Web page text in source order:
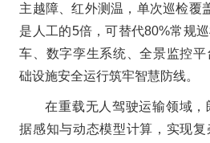
主越障、红外测温，单次巡检覆
是人工的5倍，可替代80%常规
车、数字孪生系统、全景监控
础设施安全运行筑牢智慧防线。
在重载无人驾驶运输领域
据感知与动态模型计算，实现